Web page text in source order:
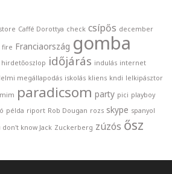
Caffé Dorottya check csípős december
fire Franciaország gomba
hirdetőoszlop időjárás indulás internet
megállapodás iskolás kliens kndi lelkipásztor
paradicsom party pici playboy
példa riport Rob Dougan rozs skype spanyol
don't know Jack Zuckerberg zúzós ősz